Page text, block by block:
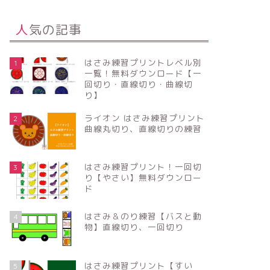
人気の記事
1
はさみ練習プリントレベル別
一覧！無料ダウンロード【一
回切り・直線切り・曲線切
り】
2
ライオン はさみ練習プリント
曲線丸切り、直線切りの練習
3
はさみ練習プリント！一回切
り【やさい】無料ダウンロー
ド
4
はさみ＆のり練習【バスと動
物】直線切り、一回切り
5 はさみ練習プリント【すい